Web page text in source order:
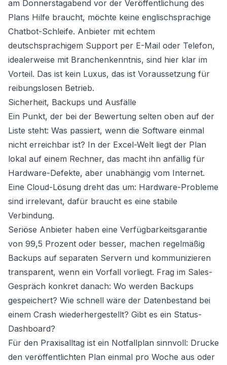
am Donnerstagabend vor der Veröffentlichung des
Plans Hilfe braucht, möchte keine englischsprachige
Chatbot-Schleife. Anbieter mit echtem
deutschsprachigem Support per E-Mail oder Telefon,
idealerweise mit Branchenkenntnis, sind hier klar im
Vorteil. Das ist kein Luxus, das ist Voraussetzung für
reibungslosen Betrieb.
Sicherheit, Backups und Ausfälle
Ein Punkt, der bei der Bewertung selten oben auf der
Liste steht: Was passiert, wenn die Software einmal
nicht erreichbar ist? In der Excel-Welt liegt der Plan
lokal auf einem Rechner, das macht ihn anfällig für
Hardware-Defekte, aber unabhängig vom Internet.
Eine Cloud-Lösung dreht das um: Hardware-Probleme
sind irrelevant, dafür braucht es eine stabile
Verbindung.
Seriöse Anbieter haben eine Verfügbarkeitsgarantie
von 99,5 Prozent oder besser, machen regelmäßig
Backups auf separaten Servern und kommunizieren
transparent, wenn ein Vorfall vorliegt. Frag im Sales-
Gespräch konkret danach: Wo werden Backups
gespeichert? Wie schnell wäre der Datenbestand bei
einem Crash wiederhergestellt? Gibt es ein Status-
Dashboard?
Für den Praxisalltag ist ein Notfallplan sinnvoll: Drucke
den veröffentlichten Plan einmal pro Woche aus oder